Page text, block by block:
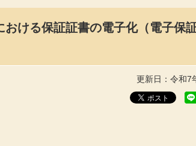
ける保証証書の電子化（電子保
更新日：令和7